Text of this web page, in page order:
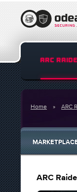
ARC
Home ARC
ARC